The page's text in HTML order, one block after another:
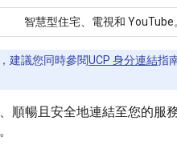
智慧型住宅、電視和 YouTube
建議您同時參閱UCP 身分連結指
順暢且安全地連結至您的